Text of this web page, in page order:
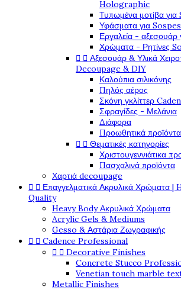
Holographic
Τυπωμένα μοτίβα
Υφάσματα για
Εργαλεία - αξεσουάρ
Χρώματα - Ρητίνες
  Αξεσουάρ & Υλικά
Decoupage & DIY
Καλούπια σιλικόνης
Πηλός αέρος
Σκόνη γκλίττερ
Σφραγίδες - Μελάνια
Διάφορα
Προωθητικά προϊόντα
  Θεματικές κατηγορίες
Χριστουγεννιάτικα
Πασχαλινά προϊόντα
Χαρτιά decoupage
  Επαγγελματικά Ακρυλικά Χρώματα
Quality
Heavy Body Ακρυλικά Χρώματα
Acrylic Gels & Mediums
Gesso & Αστάρια Ζωγραφικής
  Cadence Professional
  Decorative Finishes
Concrete Stucco
Venetian touch marble
Metallic Finishes